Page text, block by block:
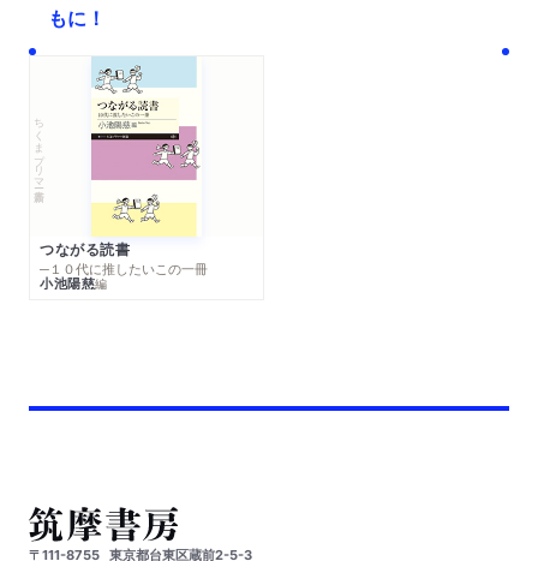
もに！
ちくまプリマー新書
つながる読書
─１０代に推したいこの一冊
小池陽慈編
〒111-8755 東京都台東区蔵前2-5-3